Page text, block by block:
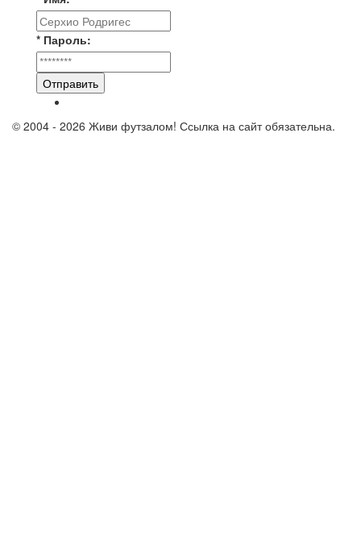
* Пароль:
Отправить
© 2004 - 2026 Живи футзалом! Ссылка на сайт обязательна.